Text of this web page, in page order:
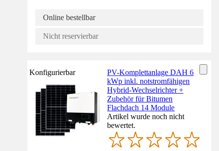
Online bestellbar
Nicht reservierbar
Konfigurierbar
PV-Komplettanlage DAH 6
kWp inkl. notstromfähigen
Hybrid-Wechselrichter +
Zubehör für Bitumen
Flachdach 14 Module
Artikel wurde noch nicht
bewertet.